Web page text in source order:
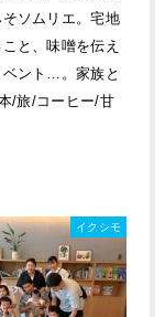
ソムリエ。宅地
と、味噌を伝え
ベント…。家族と
/旅/コーヒー/甘
イクシモ